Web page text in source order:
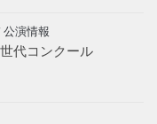
公演情報
代コンクール